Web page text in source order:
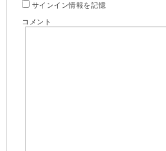
サインイン情報を記憶
コメント